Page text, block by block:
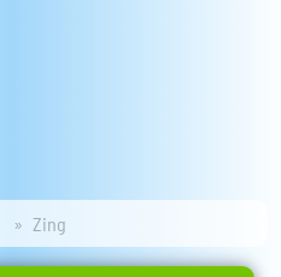
Zing